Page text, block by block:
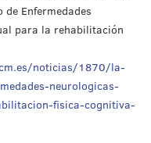
Enfermedades
para la rehabilitación
noticias/1870/la-
neurologicas-
fisica-cognitiva-